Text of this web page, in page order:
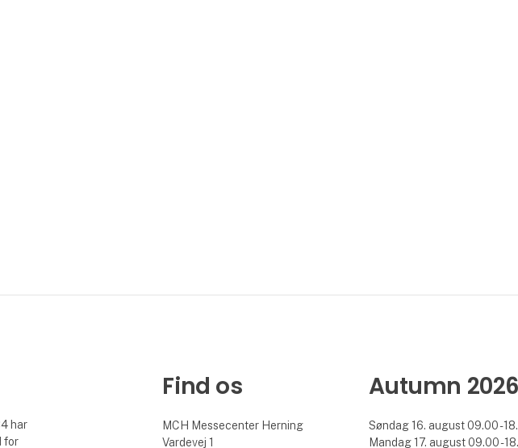
har
for
Find os
MCH Messecenter Herning
Vardevej 1
Autumn 2026
Søndag 16. august 09.00 -
Mandag 17. august 09.00 -